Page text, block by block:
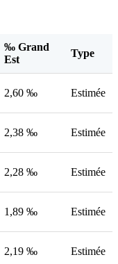
‰ Grand
Est
Type
2,60 ‰ Estimée
2,38 ‰ Estimée
2,28 ‰ Estimée
1,89 ‰ Estimée
2,19 ‰ Estimée